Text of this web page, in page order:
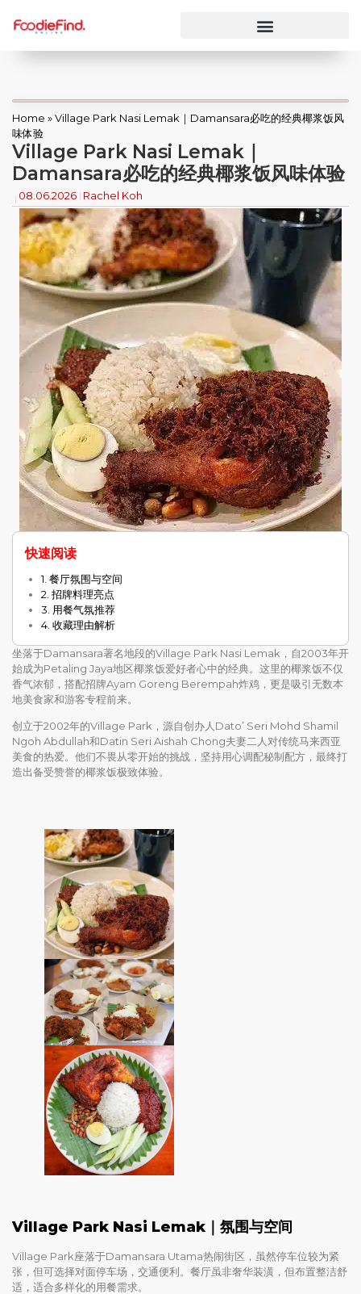
Home »Village Park Nasi Lemak｜Damansara必吃的经典椰浆饭风
味体验
Village Park Nasi Lemak｜
Damansara必吃的经典椰浆饭风味体验
08.06.2026 Rachel Koh
快速阅读
1. 餐厅氛围与空间
2. 招牌料理亮点
3. 用餐气氛推荐
4. 收藏理由解析
坐落于Damansara著名地段的Village Park Nasi Lemak，自2003年开
始成为Petaling Jaya地区椰浆饭爱好者心中的经典。这里的椰浆饭不仅
香气浓郁，搭配招牌Ayam Goreng Berempah炸鸡，更是吸引无数本
地美食家和游客专程前来。
创立于2002年的Village Park，源自创办人Dato’ Seri Mohd Shamil
Ngoh Abdullah和Datin Seri Aishah Chong夫妻二人对传统马来西亚
美食的热爱。他们不畏从零开始的挑战，坚持用心调配秘制配方，最终打
造出备受赞誉的椰浆饭极致体验。
Village Park Nasi Lemak｜氛围与空间
Village Park座落于Damansara Utama热闹街区，虽然停车位较为紧
张，但可选择对面停车场，交通便利。餐厅虽非奢华装潢，但布置整洁舒
适，适合多样化的用餐需求。